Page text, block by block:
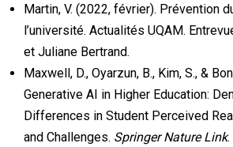
Martin, V. (2022, février). Prévention
l’université. Actualités UQAM.
et Juliane Bertrand.
Maxwell, D., Oyarzun, B., Kim, S., &
Generative AI in Higher Education:
Differences in Student Perceived
and Challenges. Springer Nature Link.